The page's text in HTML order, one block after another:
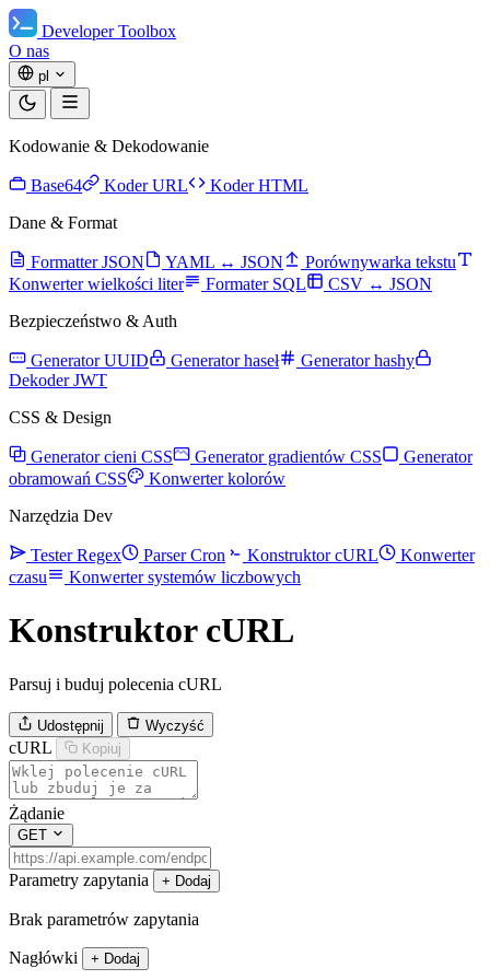
Developer Toolbox
O nas
pl
Kodowanie & Dekodowanie
Base64 Koder URL
Koder HTML
Dane & Format
Formatter JSON YAML ↔ JSON
Porównywarka tekstu
Konwerter wielkości liter
Formater SQL
CSV ↔ JSON
Bezpieczeństwo & Auth
Generator UUID Generator haseł
Generator hashy
Dekoder JWT
CSS & Design
Generator cieni CSS Generator gradientów CSS
Generator
obramowań CSS
Konwerter kolorów
Narzędzia Dev
Tester Regex Parser Cron Konstruktor cURL
Konwerter
czasu
Konwerter systemów liczbowych
Konstruktor cURL
Parsuj i buduj polecenia cURL
Udostępnij Wyczyść
cURL Kopiuj
Żądanie
GET
Parametry zapytania + Dodaj
Brak parametrów zapytania
Nagłówki + Dodaj